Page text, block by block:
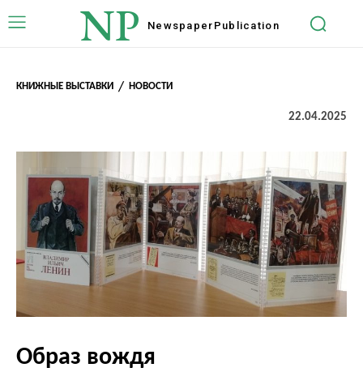
NP Newspaper Publication
КНИЖНЫЕ ВЫСТАВКИ НОВОСТИ
22.04.2025
Образ вождя